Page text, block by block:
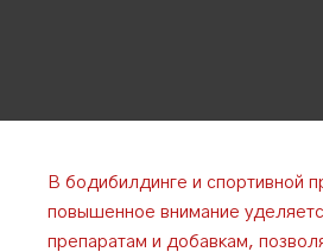
В бодибилдинге и спортивной
повышенное внимание
препаратам и добавкам,